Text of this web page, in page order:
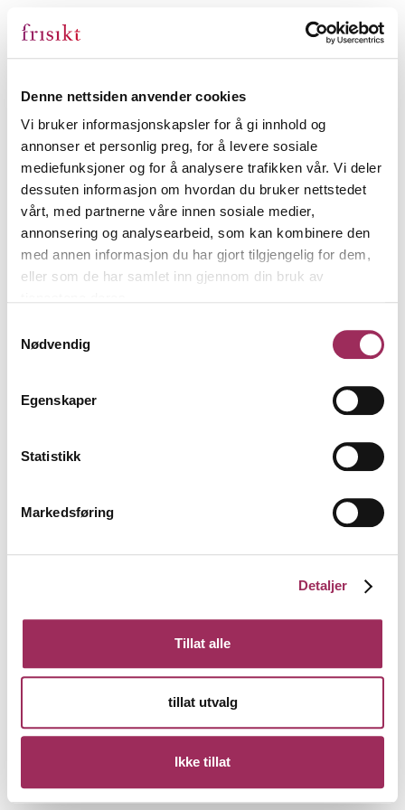
Denne nettsiden anvender cookies
Vi bruker informasjonskapsler for å gi innhold og
annonser et personlig preg, for å levere sosiale
mediefunksjoner og for å analysere trafikken vår. Vi deler
dessuten informasjon om hvordan du bruker nettstedet
vårt, med partnerne våre innen sosiale medier,
annonsering og analysearbeid, som kan kombinere den
med annen informasjon du har gjort tilgjengelig for dem,
eller som de har samlet inn gjennom din bruk av
Nødvendig
Egenskaper
Statistikk
Markedsføring
Detaljer
Tillat alle
tillat utvalg
Ikke tillat